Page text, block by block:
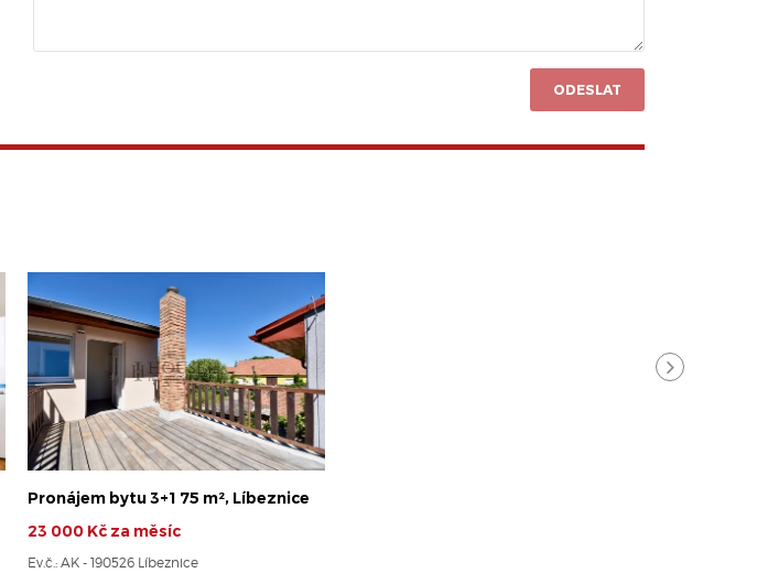
ODESLAT
Pronájem bytu 3+1 75 m², Líbeznice
23 000 Kč za měsíc
Ev.č.: AK - 190526 Líbeznice